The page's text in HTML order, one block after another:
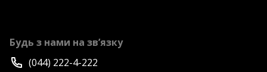
Будь з нами на зв’язку
(044) 222-4-222